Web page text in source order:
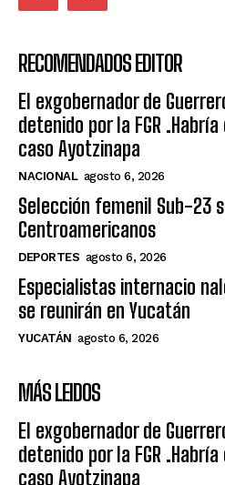
RECOMENDADOS EDITOR
El exgobernador de
detenido por la FGR
caso Ayotzinapa
NACIONAL agosto 6, 2026
Selección femenil Sub-23
Centroamericanos
DEPORTES agosto 6, 2026
Especialistas internacio
se reunirán en Yucatán
YUCATÁN agosto 6, 2026
MÁS LEIDOS
El exgobernador de
detenido por la FGR
caso Ayotzinapa